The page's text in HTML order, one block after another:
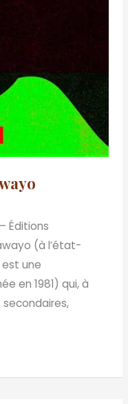
Éditions
(à l’état-
est une
en 1981) qui, à